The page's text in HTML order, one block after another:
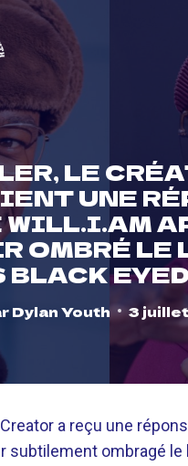
LE
UNE
WILL.I.AM
OMBRÉ LE
BLACK
Dylan Youth 3
a reçu une
subtilement ombragé le